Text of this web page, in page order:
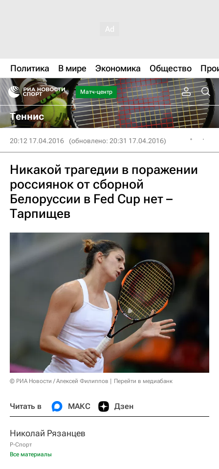
Политика В мире Экономика Общество
Матч-центр
Теннис
20:12 17.04.2016 (обновлено: 20:31 17.04.2016)
Никакой трагедии в поражении
россиянок от сборной
Белоруссии в Fed Cup нет –
Тарпищев
© РИА Новости / Алексей Филиппов Перейти в медиабанк
Читать в МАКС Дзен
Николай Рязанцев
Р-Спорт
Все материалы